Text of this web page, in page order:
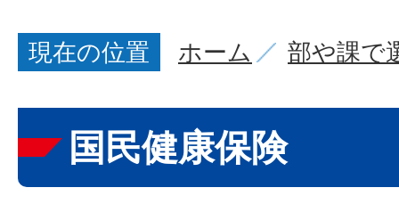
現在の位置 ホーム 部や課で
国民健康保険